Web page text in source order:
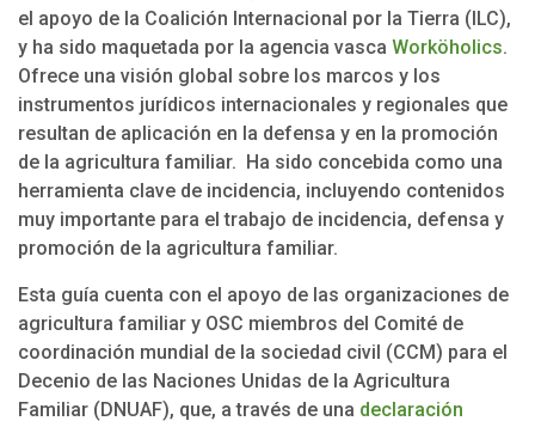
el apoyo de la Coalición Internacional por la Tierra (ILC),
y ha sido maquetada por la agencia vasca Worköholics.
Ofrece una visión global sobre los marcos y los
instrumentos jurídicos internacionales y regionales que
resultan de aplicación en la defensa y en la promoción
de la agricultura familiar. Ha sido concebida como una
herramienta clave de incidencia, incluyendo contenidos
muy importante para el trabajo de incidencia, defensa y
promoción de la agricultura familiar.
Esta guía cuenta con el apoyo de las organizaciones de
agricultura familiar y OSC miembros del Comité de
coordinación mundial de la sociedad civil (CCM) para el
Decenio de las Naciones Unidas de la Agricultura
Familiar (DNUAF), que, a través de una declaración